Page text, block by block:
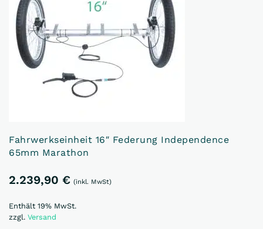
Fahrwerkseinheit 16″ Federung Independence
65mm Marathon
2.239,90 € (inkl. MwSt)
Enthält 19% MwSt.
zzgl. Versand